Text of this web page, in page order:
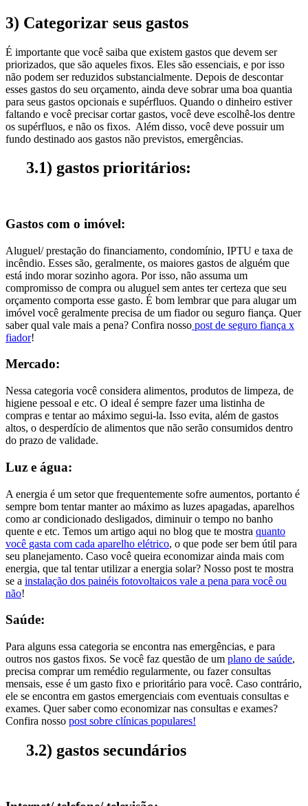
3) Categorizar seus gastos
É importante que você saiba que existem gastos que devem ser
priorizados, que são aqueles fixos. Eles são essenciais, e por isso
não podem ser reduzidos substancialmente. Depois de descontar
esses gastos do seu orçamento, ainda deve sobrar uma boa quantia
para seus gastos opcionais e supérfluos. Quando o dinheiro estiver
faltando e você precisar cortar gastos, você deve escolhê-los dentre
os supérfluos, e não os fixos. Além disso, você deve possuir um
fundo destinado aos gastos não previstos, emergências.
3.1) gastos prioritários:
Gastos com o imóvel:
Aluguel/ prestação do financiamento, condomínio, IPTU e taxa de
incêndio. Esses são, geralmente, os maiores gastos de alguém que
está indo morar sozinho agora. Por isso, não assuma um
compromisso de compra ou aluguel sem antes ter certeza que seu
orçamento comporta esse gasto. É bom lembrar que para alugar um
imóvel você geralmente precisa de um fiador ou seguro fiança. Quer
saber qual vale mais a pena? Confira nosso post de seguro fiança x
fiador!
Mercado:
Nessa categoria você considera alimentos, produtos de limpeza, de
higiene pessoal e etc. O ideal é sempre fazer uma listinha de
compras e tentar ao máximo segui-la. Isso evita, além de gastos
altos, o desperdício de alimentos que não serão consumidos dentro
do prazo de validade.
Luz e água:
A energia é um setor que frequentemente sofre aumentos, portanto é
sempre bom tentar manter ao máximo as luzes apagadas, aparelhos
como ar condicionado desligados, diminuir o tempo no banho
quente e etc. Temos um artigo aqui no blog que te mostra quanto
você gasta com cada aparelho elétrico, o que pode ser bem útil para
seu planejamento. Caso você queira economizar ainda mais com
energia, que tal tentar utilizar a energia solar? Nosso post te mostra
se a instalação dos painéis fotovoltaicos vale a pena para você ou
não!
Saúde:
Para alguns essa categoria se encontra nas emergências, e para
outros nos gastos fixos. Se você faz questão de um plano de saúde,
precisa comprar um remédio regularmente, ou fazer consultas
mensais, esse é um gasto fixo e prioritário para você. Caso contrário,
ele se encontra em gastos emergenciais com eventuais consultas e
exames. Quer saber como economizar nas consultas e exames?
Confira nosso post sobre clínicas populares!
3.2) gastos secundários